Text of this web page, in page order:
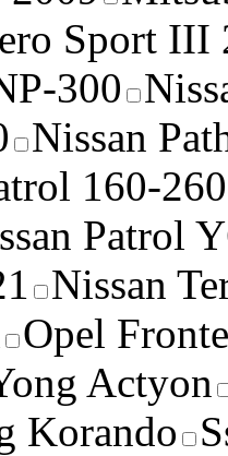
Sport III
300
Nissan
160-260
Patrol
Nissan
Opel
Actyon
Korando